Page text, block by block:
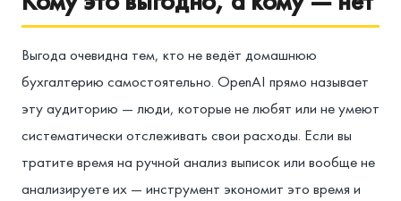
Выгода очевидна тем, кто не ведёт домашнюю
бухгалтерию самостоятельно. OpenAI прямо называет
эту аудиторию — люди, которые не любят или не умеют
систематически отслеживать свои расходы. Если вы
тратите время на ручной анализ выписок или вообще не
анализируете их — инструмент экономит это время и